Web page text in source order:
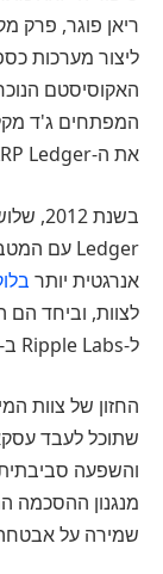
ריאן פוגר, פרק
ליצור מערכות
המפתחים ג'ד
את ה-XRP Ledger כחלופה משופרת למגבלות הביטקוין.
אנרגטית יותר
ל-Ripple Labs ב-2013, ולבסוף לריפל ב-2015.
החזון של צוות
שתוכל לעבד
מנגנון ההסכמה
שמירה על אבטחה